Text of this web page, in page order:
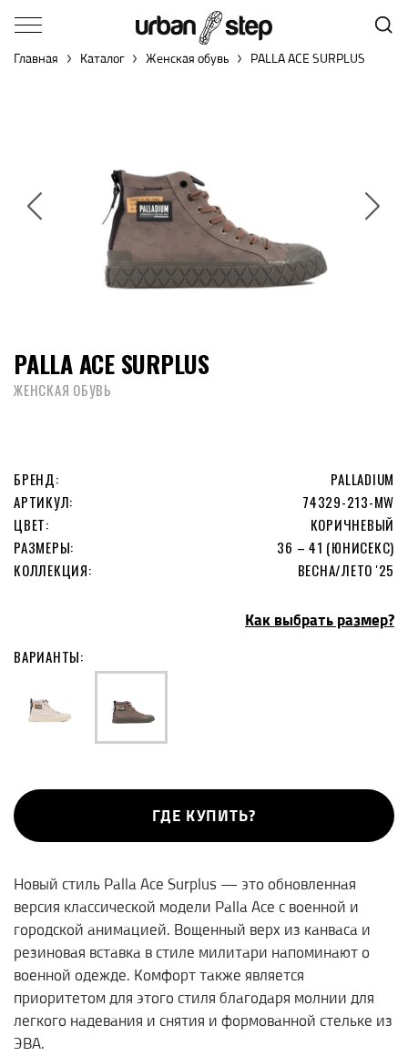
Главная Каталог Женская обувь PALLA ACE SURPLUS
PALLA ACE SURPLUS
ЖЕНСКАЯ ОБУВЬ
БРЕНД:
PALLADIUM
АРТИКУЛ:
74329-213-MW
ЦВЕТ:
КОРИЧНЕВЫЙ
РАЗМЕРЫ:
36 – 41 (ЮНИСЕКС)
КОЛЛЕКЦИЯ:
ВЕСНА/ЛЕТО '25
Как выбрать размер?
ВАРИАНТЫ:
ГДЕ КУПИТЬ?
Новый стильPallaAceSurplus— это обновленная
версия классической модели PallaАсе с военной и
городской анимацией. Вощенный верх из канваса и
резиновая вставка в стиле милитари напоминают о
военной одежде. Комфорт также является
приоритетом для этого стиля благодаря молнии для
легкого надевания и снятия и формованной стельке из
ЭВА.